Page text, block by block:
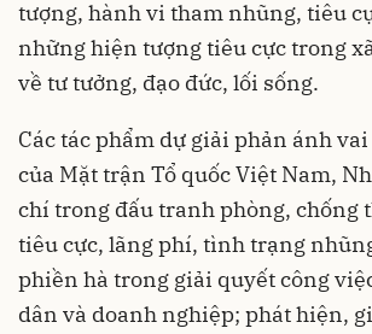
tượng, hành vi tham nhũng, tiêu
những hiện tượng tiêu cực trong
về tư tưởng, đạo đức, lối sống.
Các tác phẩm dự giải phản ánh
của Mặt trận Tổ quốc Việt Nam,
chí trong đấu tranh phòng, chống
tiêu cực, lãng phí, tình trạng
phiền hà trong giải quyết công
dân và doanh nghiệp; phát hiện,